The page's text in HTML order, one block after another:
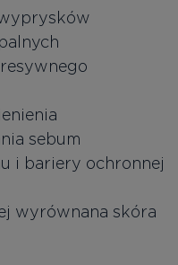
sebum
i bariery ochronnej
wyrównana skóra